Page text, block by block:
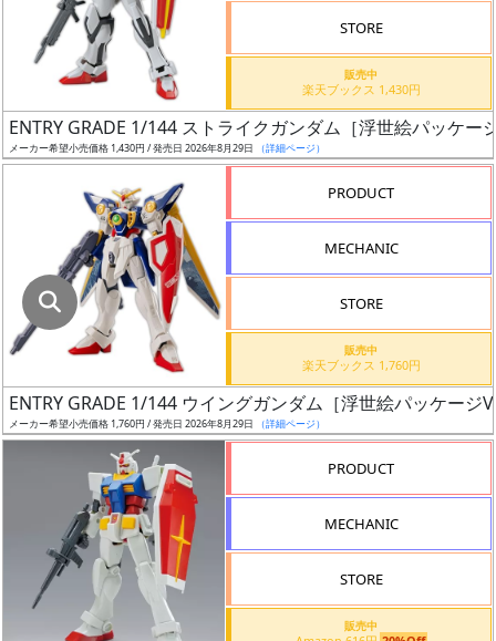
最
安
ボ
ク
ス
ア
STORE
販売中
楽天ブックス 1,430円
ENTRY GRADE 1/144 ストライクガンダム［浮世絵パッケー
メーカー希望小売価格 1,430円 / 発売日 2026年8月29日 （詳細ページ）
PRODUCT
MECHANIC
STORE
販売中
楽天ブックス 1,760円
ENTRY GRADE 1/144 ウイングガンダム［浮世絵パッケージ
メーカー希望小売価格 1,760円 / 発売日 2026年8月29日 （詳細ページ）
PRODUCT
MECHANIC
STORE
販売中